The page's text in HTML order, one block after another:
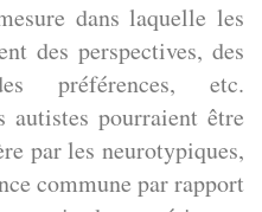
dans laquelle les
des perspectives, des
préférences, etc.
autistes pourraient être
par les neurotypiques,
commune par rapport